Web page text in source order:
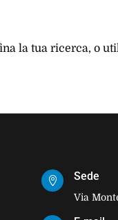
la tua ricerca, o
 Sede
Via